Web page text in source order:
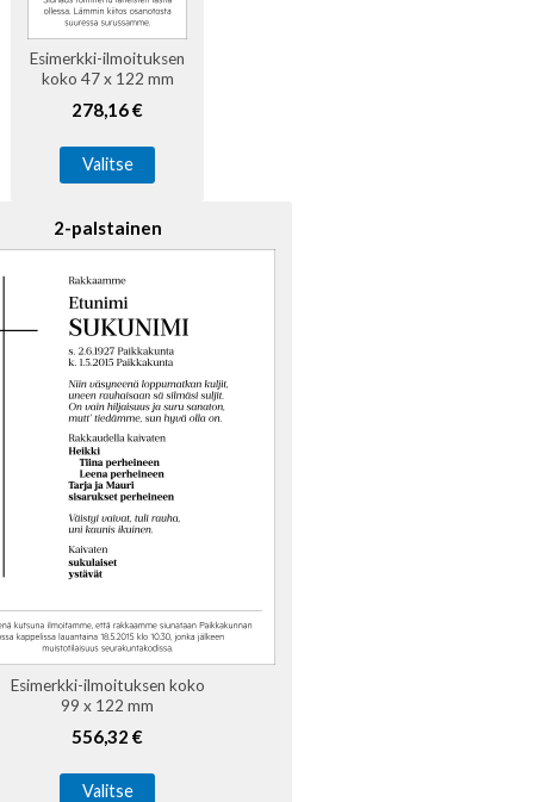
Esimerkki-ilmoituksen
koko 47 x 122 mm
278,16 €
Valitse
2-palstainen
Esimerkki-ilmoituksen koko
99 x 122 mm
556,32 €
Valitse